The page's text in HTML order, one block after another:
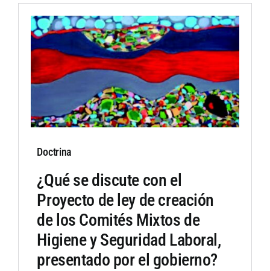
Doctrina
¿Qué se discute con el
Proyecto de ley de creación
de los Comités Mixtos de
Higiene y Seguridad Laboral,
presentado por el gobierno?